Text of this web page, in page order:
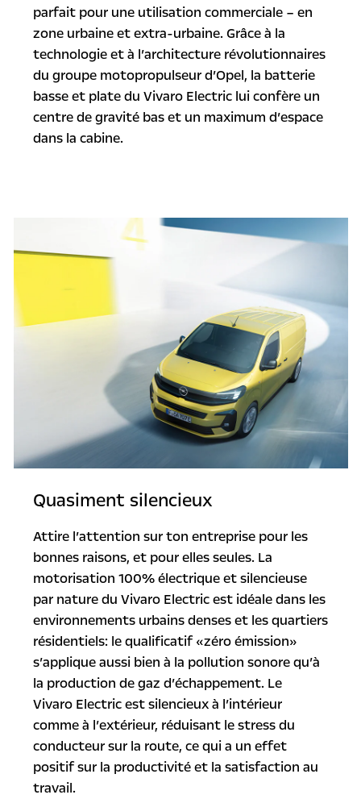
parfait pour une utilisation commerciale – en
zone urbaine et extra-urbaine. Grâce à la
technologie et à l’architecture révolutionnaires
du groupe motopropulseur d’Opel, la batterie
basse et plate du Vivaro Electric lui confère un
centre de gravité bas et un maximum d’espace
dans la cabine.
Quasiment silencieux
Attire l’attention sur ton entreprise pour les
bonnes raisons, et pour elles seules. La
motorisation 100% électrique et silencieuse
par nature du Vivaro Electric est idéale dans les
environnements urbains denses et les quartiers
résidentiels: le qualificatif «zéro émission»
s’applique aussi bien à la pollution sonore qu’à
la production de gaz d’échappement. Le
Vivaro Electric est silencieux à l’intérieur
comme à l’extérieur, réduisant le stress du
conducteur sur la route, ce qui a un effet
positif sur la productivité et la satisfaction au
travail.